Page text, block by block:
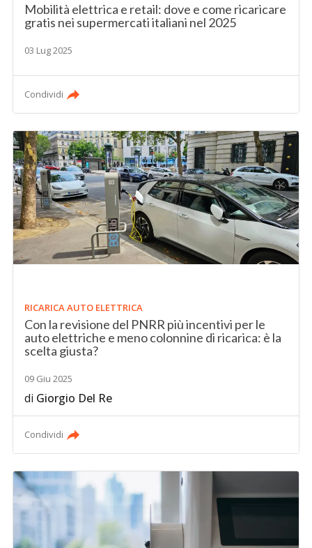
Mobilità elettrica e retail: dove e come ricaricare
gratis nei supermercati italiani nel 2025
03 Lug 2025
Condividi
RICARICA AUTO ELETTRICA
Con la revisione del PNRR più incentivi per le
auto elettriche e meno colonnine di ricarica: è la
scelta giusta?
09 Giu 2025
di Giorgio Del Re
Condividi